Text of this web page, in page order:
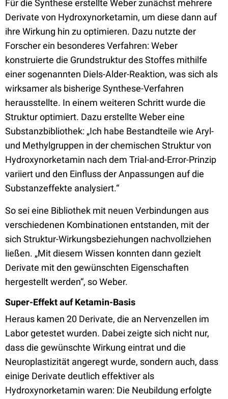
Für die Synthese erstellte Weber zunächst mehrere
Derivate von Hydroxynorketamin, um diese dann auf
ihre Wirkung hin zu optimieren. Dazu nutzte der
Forscher ein besonderes Verfahren: Weber
konstruierte die Grundstruktur des Stoffes mithilfe
einer sogenannten Diels-Alder-Reaktion, was sich als
wirksamer als bisherige Synthese-Verfahren
herausstellte. In einem weiteren Schritt wurde die
Struktur optimiert. Dazu erstellte Weber eine
Substanzbibliothek: „Ich habe Bestandteile wie Aryl-
und Methylgruppen in der chemischen Struktur von
Hydroxynorketamin nach dem Trial-and-Error-Prinzip
variiert und den Einfluss der Anpassungen auf die
Substanzeffekte analysiert.“
So sei eine Bibliothek mit neuen Verbindungen aus
verschiedenen Kombinationen entstanden, mit der
sich Struktur-Wirkungsbeziehungen nachvollziehen
ließen. „Mit diesem Wissen konnten dann gezielt
Derivate mit den gewünschten Eigenschaften
hergestellt werden“, so Weber.
Super-Effekt auf Ketamin-Basis
Heraus kamen 20 Derivate, die an Nervenzellen im
Labor getestet wurden. Dabei zeigte sich nicht nur,
dass die gewünschte Wirkung eintrat und die
Neuroplastizität angeregt wurde, sondern auch, dass
einige Derivate deutlich effektiver als
Hydroxynorketamin waren: Die Neubildung erfolgte